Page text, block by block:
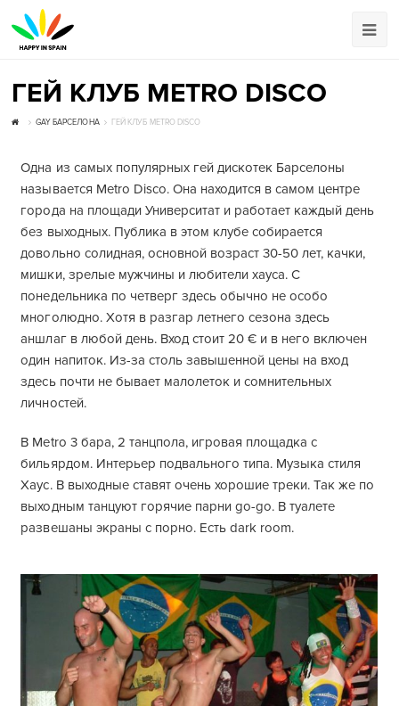
ГЕЙ КЛУБ METRO DISCO
GAY БАРСЕЛОНА ГЕЙ КЛУБ METRO DISCO
Одна из самых популярных гей дискотек Барселоны
называется Metro Disco. Она находится в самом центре
города на площади Университат и работает каждый день
без выходных. Публика в этом клубе собирается
довольно солидная, основной возраст 30-50 лет, качки,
мишки, зрелые мужчины и любители хауса. С
понедельника по четверг здесь обычно не особо
многолюдно. Хотя в разгар летнего сезона здесь
аншлаг в любой день. Вход стоит 20 € и в него включен
один напиток. Из-за столь завышенной цены на вход
здесь почти не бывает малолеток и сомнительных
личностей.
В Metro 3 бара, 2 танцпола, игровая площадка с
бильярдом. Интерьер подвального типа. Музыка стиля
Хаус. В выходные ставят очень хорошие треки. Так же по
выходным танцуют горячие парни go-go. В туалете
развешаны экраны с порно. Есть dark room.